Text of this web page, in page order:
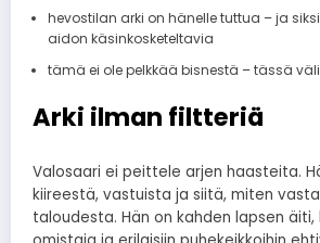
hevostilan arki on hänelle tuttua – ja
aidon käsinkosketeltavia
tämä ei ole pelkkää bisnestä – tässä
Arki ilman filtteriä
Valosaari ei peittele arjen haasteita.
kiireestä, vastuista ja siitä, miten
taloudesta. Hän on kahden lapsen äiti,